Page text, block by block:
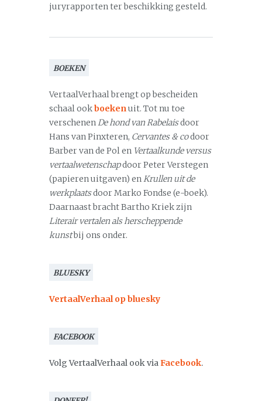
juryrapporten ter beschikking gesteld.
BOEKEN
VertaalVerhaal brengt op bescheiden
schaal ookboekenuit. Tot nu toe
verschenenDe hond van Rabelaisdoor
Hans van Pinxteren, Cervantes & codoor
Barber van de Pol en Vertaalkunde versus
vertaalwetenschapdoor Peter Verstegen
(papieren uitgaven) enKrullen uit de
werkplaatsdoor Marko Fondse (e-boek).
Daarnaast bracht Bartho Kriek zijn
Literair vertalen als herscheppende
kunstbij ons onder.
BLUESKY
VertaalVerhaal op bluesky
FACEBOOK
Volg VertaalVerhaal ook viaFacebook.